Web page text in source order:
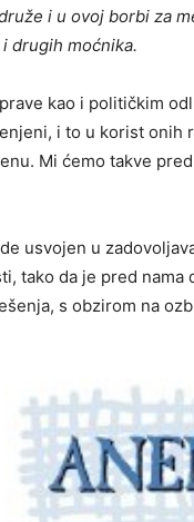
i u ovoj borbi za
drugih moćnika.
kao i političkim
i to u korist onih
Mi ćemo takve
usvojen u
tako da je pred nama
s obzirom na